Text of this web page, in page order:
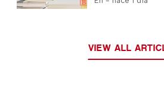
VIEW ALL